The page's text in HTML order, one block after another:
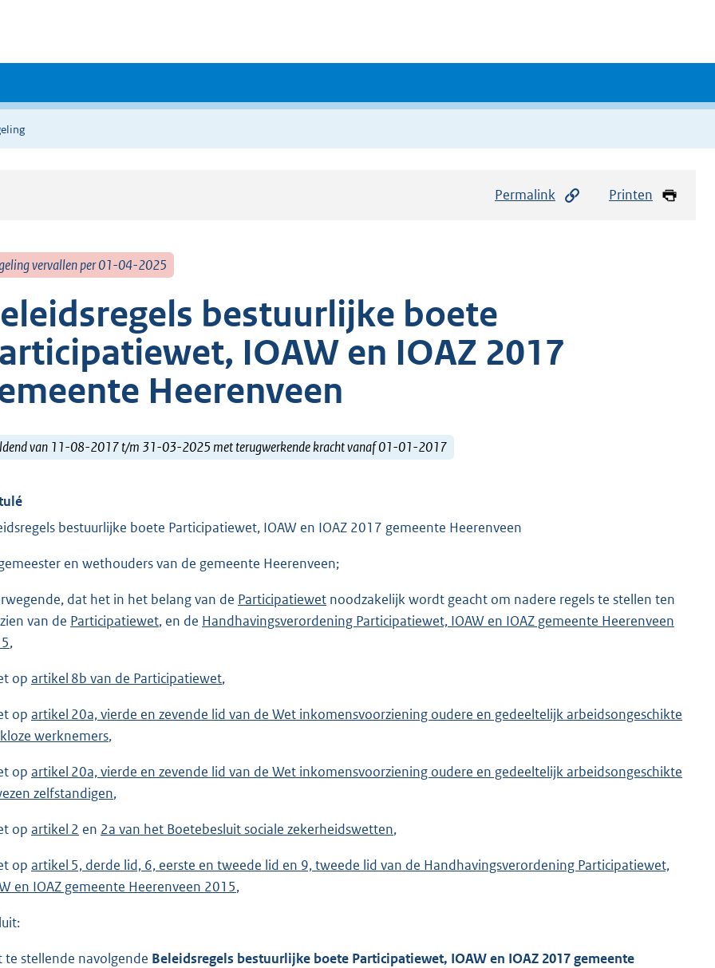
Permalink Printen
vervallen per 01-04-2025
bestuurlijke boete
IOAW en IOAZ 2017
Heerenveen
van 11-08-2017 t/m 31-03-2025 met terugwerkende kracht vanaf 01-01-2017
bestuurlijke boete Participatiewet, IOAW en IOAZ 2017 gemeente Heerenveen
en wethouders van de gemeente Heerenveen;
dat het in het belang van de Participatiewet noodzakelijk wordt geacht om nadere regels te stellen ten
van de Participatiewet, en de Handhavingsverordening Participatiewet, IOAW en IOAZ gemeente Heerenveen
,
op artikel 8b van de Participatiewet,
op artikel 20a, vierde en zevende lid van de Wet inkomensvoorziening oudere en gedeeltelijk arbeidsongeschikte
werknemers,
op artikel 20a, vierde en zevende lid van de Wet inkomensvoorziening oudere en gedeeltelijk arbeidsongeschikte
zelfstandigen,
op artikel 2 en 2a van het Boetebesluit sociale zekerheidswetten,
op artikel 5, derde lid, 6, eerste en tweede lid en 9, tweede lid van de Handhavingsverordening Participatiewet,
en IOAZ gemeente Heerenveen 2015,
te stellende navolgende Beleidsregels bestuurlijke boete Participatiewet, IOAW en IOAZ 2017 gemeente